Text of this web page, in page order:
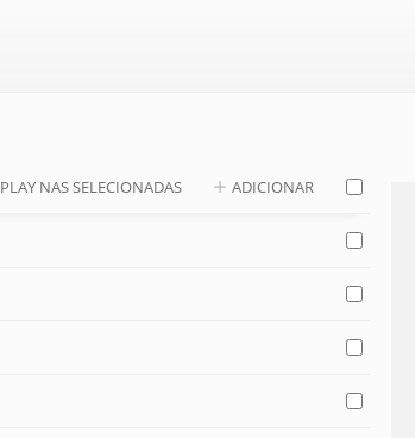
PLAY NAS SELECIONADAS ADICIONAR